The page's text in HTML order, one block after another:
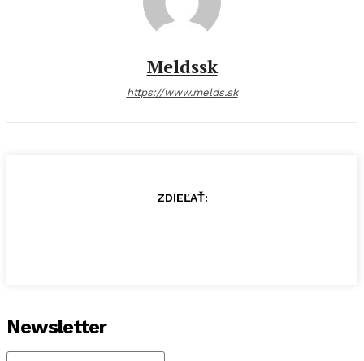
Meldssk
https://www.melds.sk
ZDIEĽAŤ:
Newsletter